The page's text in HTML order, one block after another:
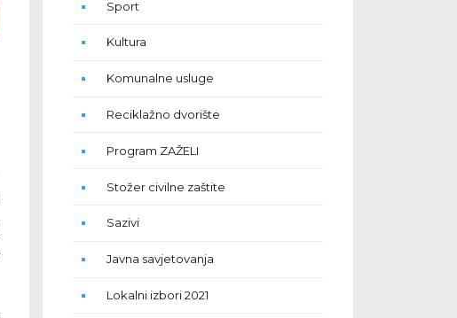
Sport
Kultura
Komunalne usluge
Reciklažno dvorište
Program ZAŽELI
Stožer civilne zaštite
Sazivi
Javna savjetovanja
Lokalni izbori 2021